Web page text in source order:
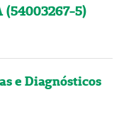
(54003267-5)
e Diagnósticos